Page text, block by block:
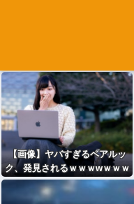
【画像】ヤバすぎるペアルッ
ク、発見されるｗｗｗwｗｗｗ
ｗｗｗｗｗｗ